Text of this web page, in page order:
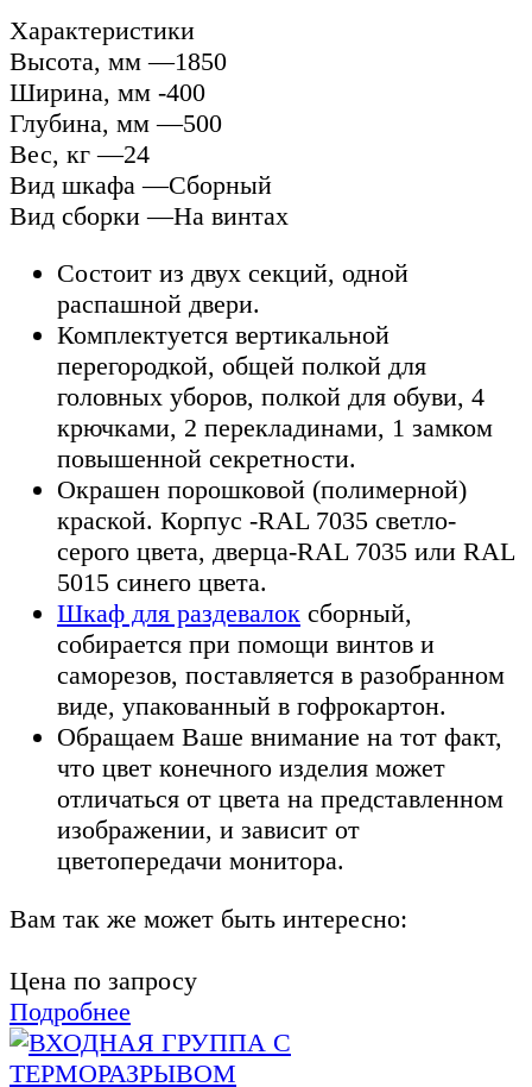
Характеристики
Высота, мм —1850
Ширина, мм -400
Глубина, мм —500
Вес, кг —24
Вид шкафа —Сборный
Вид сборки —На винтах
Состоит из двух секций, одной
распашной двери.
Комплектуется вертикальной
перегородкой, общей полкой для
головных уборов, полкой для обуви, 4
крючками, 2 перекладинами, 1 замком
повышенной секретности.
Окрашен порошковой (полимерной)
краской. Корпус -RAL 7035 светло-
серого цвета, дверца-RAL 7035 или RAL
5015 синего цвета.
Шкаф для раздевалок сборный,
собирается при помощи винтов и
саморезов, поставляется в разобранном
виде, упакованный в гофрокартон.
Обращаем Ваше внимание на тот факт,
что цвет конечного изделия может
отличаться от цвета на представленном
изображении, и зависит от
цветопередачи монитора.
Вам так же может быть интересно:
Цена по запросу
Подробнее